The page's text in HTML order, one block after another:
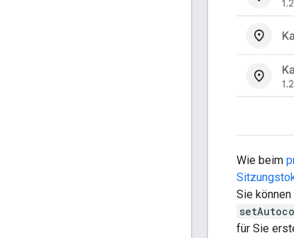
Wie beim
Sie
für Sie